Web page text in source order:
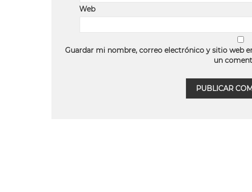
Web
Guardar mi nombre, correo electrónico y sitio web
un